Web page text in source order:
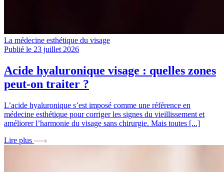
La médecine esthétique du visage
Publié le 23 juillet 2026
Acide hyaluronique visage : quelles zones
peut-on traiter ?
L’acide hyaluronique s’est imposé comme une référence en
médecine esthétique pour corriger les signes du vieillissement et
améliorer l’harmonie du visage sans chirurgie. Mais toutes [...]
Lire plus